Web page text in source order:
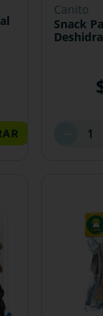
canito
Snack